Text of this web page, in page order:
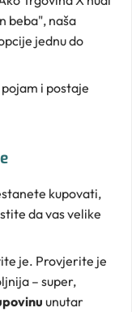
beba", naša
jednu do
i postaje
kupovati,
da vas velike
je. Provjerite je
– super,
unutar